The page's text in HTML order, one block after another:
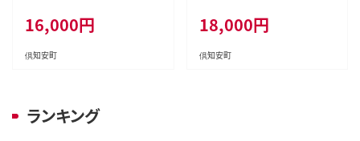
16,000円
倶知安町
アスパラ ギフト gift 産地直送 産
直 お取り寄せ 詰め合わせ 送料
無料
18,000円
倶知安町
ランキング